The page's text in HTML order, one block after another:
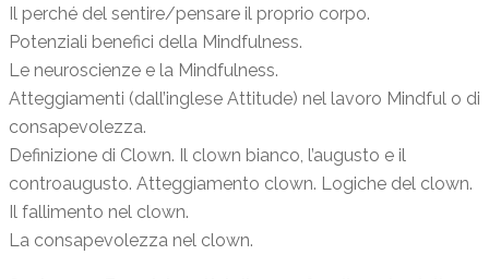
Il perché del sentire/pensare il proprio corpo.
Potenziali benefici della Mindfulness.
Le neuroscienze e la Mindfulness.
Atteggiamenti (dall’inglese Attitude) nel lavoro Mindful o di
consapevolezza.
Definizione di Clown. Il clown bianco, l’augusto e il
controaugusto. Atteggiamento clown. Logiche del clown.
Il fallimento nel clown.
La consapevolezza nel clown.